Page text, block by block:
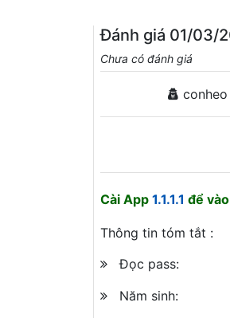
Đánh giá 01/03/
Chưa có đánh giá
conheo
Cài App 1.1.1.1 để
Thông tin tóm tắt :
Đọc pass:
Năm sinh: